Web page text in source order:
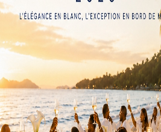
moment où les communautés se
des causes importantes comme
la promotion de l’éducation des
de lancement, est revenue